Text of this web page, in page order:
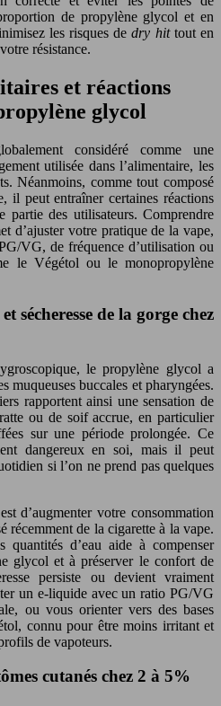
de propylène glycol et en
les risques dedry hittout en
résistance.
et réactions
glycol
considéré comme une
utilisée dans l’alimentaire, les
Néanmoins, comme tout composé
il peut entraîner certaines réactions
partie des utilisateurs. Comprendre
d’ajuster votre pratique de la vape,
VG, de fréquence d’utilisation ou
le Végétol ou le monopropylène
sécheresse de la gorge chez
le propylène glycol a
muqueuses buccales et pharyngées.
rapportent ainsi une sensation de
ou de soif accrue, en particulier
sur une période prolongée. Ce
dangereux en soi, mais il peut
si l’on ne prend pas quelques
d’augmenter votre consommation
récemment de la cigarette à la vape.
quantités d’eau aide à compenser
glycol et à préserver le confort de
persiste ou devient vraiment
un e-liquide avec un ratio PG/VG
ou vous orienter vers des bases
connu pour être moins irritant et
de vapoteurs.
cutanés chez 2 à 5%